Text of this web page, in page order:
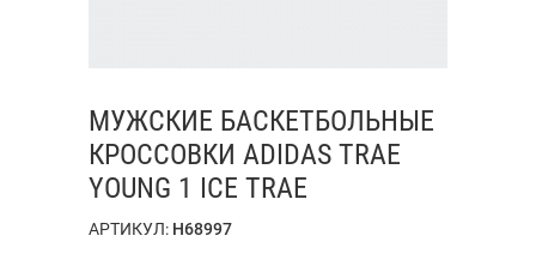
МУЖСКИЕ БАСКЕТБОЛЬНЫЕ
КРОССОВКИ ADIDAS TRAE
YOUNG 1 ICE TRAE
АРТИКУЛ: H68997